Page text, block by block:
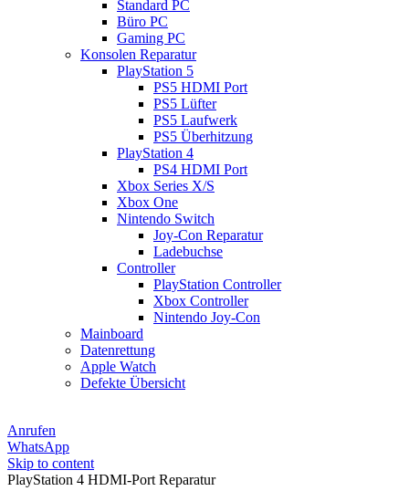
Standard PC
Büro PC
Gaming PC
Konsolen Reparatur
PlayStation 5
PS5 HDMI Port
PS5 Lüfter
PS5 Laufwerk
PS5 Überhitzung
PlayStation 4
PS4 HDMI Port
Xbox Series X/S
Xbox One
Nintendo Switch
Joy-Con Reparatur
Ladebuchse
Controller
PlayStation Controller
Xbox Controller
Nintendo Joy-Con
Mainboard
Datenrettung
Apple Watch
Defekte Übersicht
Anrufen
WhatsApp
Skip to content
PlayStation 4 HDMI-Port Reparatur